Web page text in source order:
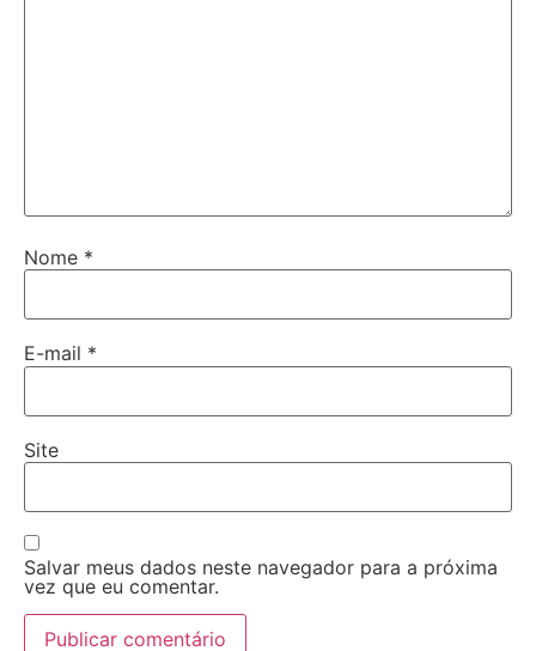
Nome *
E-mail *
Site
Salvar meus dados neste navegador para a próxima
vez que eu comentar.